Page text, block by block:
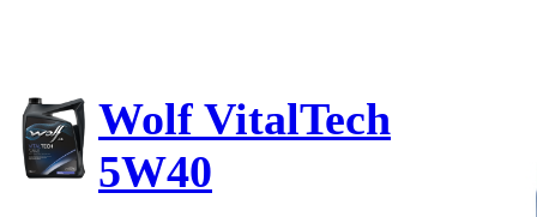
Wolf VitalTech
5W40